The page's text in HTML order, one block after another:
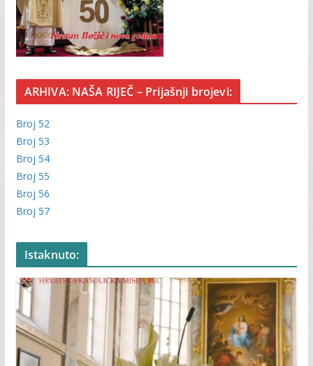
ARHIVA: NAŠA RIJEČ – Prijašnji brojevi:
Broj 52
Broj 53
Broj 54
Broj 55
Broj 56
Broj 57
Istaknuto: